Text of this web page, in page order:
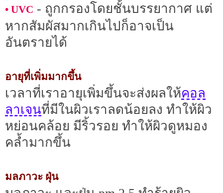
• UVC - ถูกกรองโดยชั้นบรรยากาศ แต่
หากสัมผัสมากเกินไปก็อาจเป็น
อันตรายได้
อายุที่เพิ่มมากขึ้น
เวลาที่เราอายุเพิ่มขึ้นจะส่งผลให้คอล
ลาเจนที่มีในผิวเราลดน้อยลง ทำให้ผิว
หย่อนคล้อย มีริ้วรอย ทำให้ผิวดูหมอง
คล้ำมากขึ้น
มลภาวะ ฝุ่น